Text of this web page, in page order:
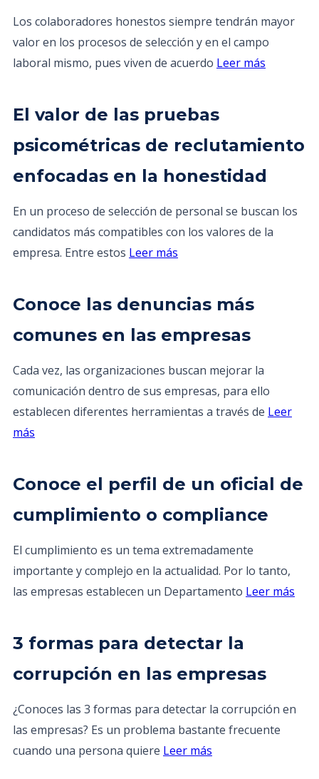
Los colaboradores honestos siempre tendrán mayor
valor en los procesos de selección y en el campo
laboral mismo, pues viven de acuerdo Leer más
El valor de las pruebas
psicométricas de reclutamiento
enfocadas en la honestidad
En un proceso de selección de personal se buscan los
candidatos más compatibles con los valores de la
empresa. Entre estos Leer más
Conoce las denuncias más
comunes en las empresas
Cada vez, las organizaciones buscan mejorar la
comunicación dentro de sus empresas, para ello
establecen diferentes herramientas a través de Leer
más
Conoce el perfil de un oficial de
cumplimiento o compliance
El cumplimiento es un tema extremadamente
importante y complejo en la actualidad. Por lo tanto,
las empresas establecen un Departamento Leer más
3 formas para detectar la
corrupción en las empresas
¿Conoces las 3 formas para detectar la corrupción en
las empresas? Es un problema bastante frecuente
cuando una persona quiere Leer más